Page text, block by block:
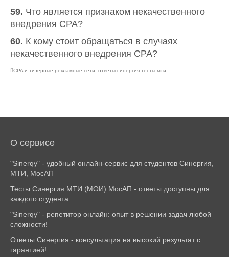
59. Что является признаком некачественного
внедрения CPA?
60. К кому стоит обращаться в случаях
некачественного внедрения CPA?
CPA и тизерные рекламные сети ответы синергия тесты мти
О сервисе
"Sinerqy" - удобный онлайн-сервис для студентов Синергия,
МТИ, МосАП
Тесты Синергия МТИ (МОИ) МосАП - ответы доступны для
каждого студента
"Sinerqy" - репетитор онлайн: опыт в решении задач любой
сложности!
Ответы Синергия - консультация на высокий результат с
гарантией!